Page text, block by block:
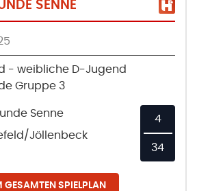
SENNE
- weibliche D-Jugend
Gruppe 3
Senne
Jöllenbeck
4
34
GESAMTEN SPIELPLAN